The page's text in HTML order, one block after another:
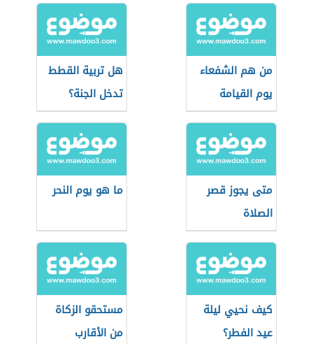
من هم الشفعاء
يوم القيامة
هل تربية القطط
تدخل الجنة؟
متى يجوز قصر
الصلاة
ما هو يوم النحر
كيف نحيي ليلة
عيد الفطر؟
مستحقو الزكاة
من الأقارب